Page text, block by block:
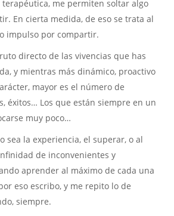
me permiten soltar algo
En cierta medida, de eso se trata al
impulso por compartir.
directo de las vivencias que has
y mientras más dinámico, proactivo
mayor es el número de
éxitos… Los que están siempre en un
muy poco…
sea la experiencia, el superar, o al
de inconvenientes y
aprender al máximo de cada una
eso escribo, y me repito lo de
siempre.